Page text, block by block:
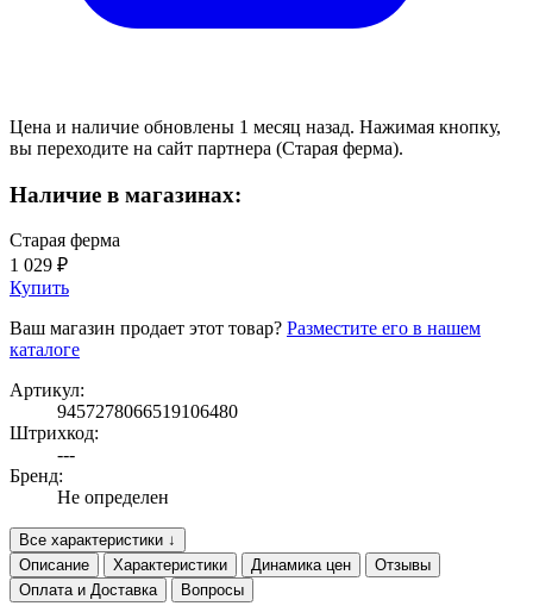
Цена и наличие обновлены 1 месяц назад. Нажимая кнопку,
вы переходите на сайт партнера (Старая ферма).
Наличие в магазинах:
Старая ферма
1 029 ₽
Купить
Ваш магазин продает этот товар? Разместите его в нашем
каталоге
Артикул:
9457278066519106480
Штрихкод:
---
Бренд:
Не определен
Все характеристики ↓
Описание
Характеристики Динамика цен
Отзывы
Оплата и Доставка
Вопросы